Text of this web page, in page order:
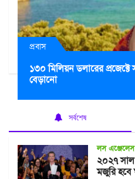
প্রবাস
১৩০ মিলিয়ন ডলারের প্রজেক্টে
বেড়ানো
সর্বশেষ
লস এঞ্জেলেস
২০২৭ সাল
মজুরি হবে